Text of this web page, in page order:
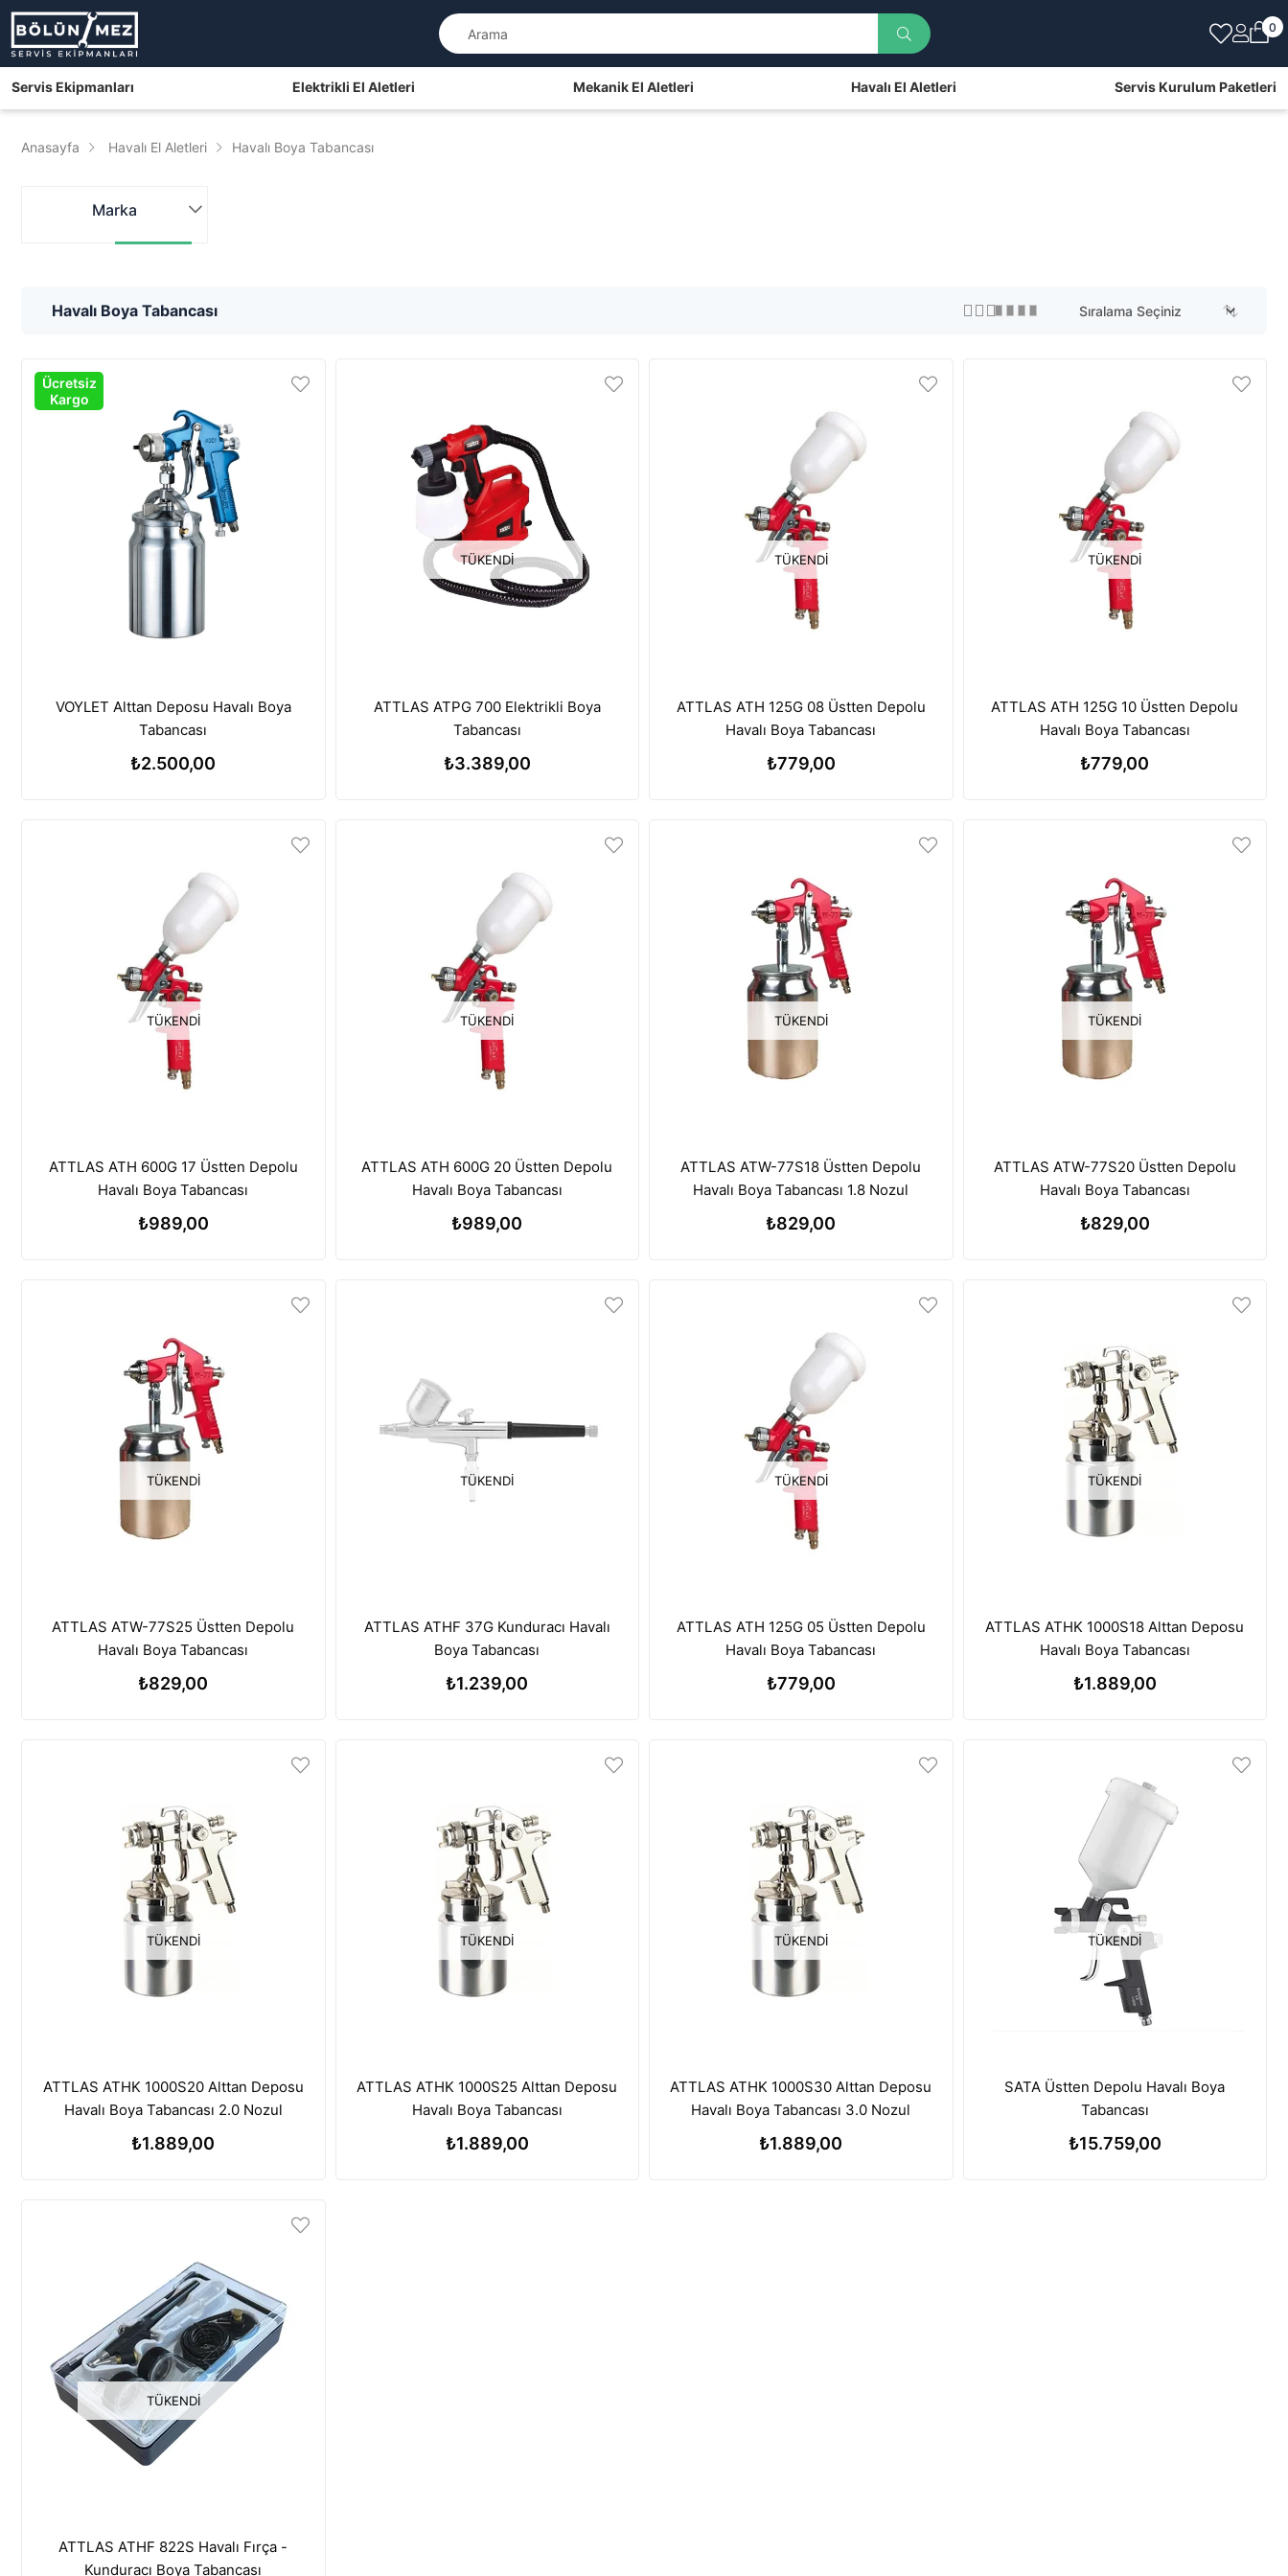
0
Servis Ekipmanları Elektrikli El Aletleri Mekanik El Aletleri Havalı El Aletleri Servis Kurulum Paketleri
Anasayfa Havalı El Aletleri Havalı Boya Tabancası
Havalı Boya Tabancası
Marka
VOYLET Alttan Deposu Havalı Boya
Tabancası
₺2.500,00
Ücretsiz
Kargo
TÜKENDI
ATTLAS ATPG 700 Elektrikli Boya
Tabancası
₺3.389,00
TÜKENDI
ATTLAS ATH 125G 08 Üstten Depolu
Havalı Boya Tabancası
₺779,00
TÜKENDI
ATTLAS ATH 125G 10 Üstten Depolu
Havalı Boya Tabancası
₺779,00
TÜKENDI
ATTLAS ATH 600G 17 Üstten Depolu
Havalı Boya Tabancası
₺989,00
TÜKENDI
ATTLAS ATH 600G 20 Üstten Depolu
Havalı Boya Tabancası
₺989,00
TÜKENDI
ATTLAS ATW-77S18 Üstten Depolu
Havalı Boya Tabancası 1.8 Nozul
₺829,00
TÜKENDI
ATTLAS ATW-77S20 Üstten Depolu
Havalı Boya Tabancası
₺829,00
TÜKENDI
ATTLAS ATW-77S25 Üstten Depolu
Havalı Boya Tabancası
₺829,00
TÜKENDI
ATTLAS ATHF 37G Kunduracı Havalı
Boya Tabancası
₺1.239,00
TÜKENDI
ATTLAS ATH 125G 05 Üstten Depolu
Havalı Boya Tabancası
₺779,00
TÜKENDI
ATTLAS ATHK 1000S18 Alttan Deposu
Havalı Boya Tabancası
₺1.889,00
TÜKENDI
ATTLAS ATHK 1000S20 Alttan Deposu
Havalı Boya Tabancası 2.0 Nozul
₺1.889,00
TÜKENDI
ATTLAS ATHK 1000S25 Alttan Deposu
Havalı Boya Tabancası
₺1.889,00
TÜKENDI
ATTLAS ATHK 1000S30 Alttan Deposu
Havalı Boya Tabancası 3.0 Nozul
₺1.889,00
TÜKENDI
SATA Üstten Depolu Havalı Boya
Tabancası
₺15.759,00
TÜKENDI
ATTLAS ATHF 822S Havalı Fırça -
Kunduracı Boya Tabancası